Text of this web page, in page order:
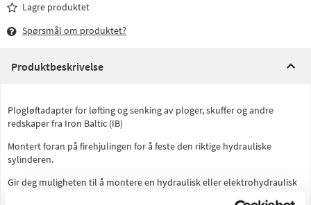
Lagre produktet
Spørsmål om produktet?
Produktbeskrivelse
Plogløftadapter for løfting og senking av ploger, skuffer og andre
redskaper fra Iron Baltic (IB)
Montert foran på firehjulingen for å feste den riktige hydrauliske
sylinderen.
Gir deg muligheten til å montere en hydraulisk eller elektrohydraulisk